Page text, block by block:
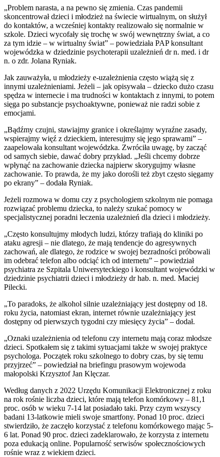
„Problem narasta, a na pewno się zmienia. Czas pandemii
skoncentrował dzieci i młodzież na świecie wirtualnym, on służył
do kontaktów, a wcześniej kontakty realizowało się normalnie w
szkole. Dzieci wycofały się trochę w swój wewnętrzny świat, a co
za tym idzie – w wirtualny świat” – powiedziała PAP konsultant
wojewódzka w dziedzinie psychoterapii uzależnień dr n. med. i dr
n. o zdr. Jolana Ryniak.
Jak zauważyła, u młodzieży e-uzależnienia często wiążą się z
innymi uzależnieniami. Jeżeli – jak opisywała – dziecko dużo czasu
spędza w internecie i ma trudności w kontaktach z innymi, to potem
sięga po substancje psychoaktywne, ponieważ nie radzi sobie z
emocjami.
„Bądźmy czujni, stawiajmy granice i określajmy wyraźne zasady,
wspierajmy więź z dzieckiem, interesujmy się jego sprawami” –
zaapelowała konsultant wojewódzka. Zwróciła uwagę, by zacząć
od samych siebie, dawać dobry przykład. „Jeśli chcemy dobrze
wpłynąć na zachowanie dziecka najpierw skorygujmy własne
zachowanie. To prawda, że my jako dorośli też zbyt często sięgamy
po ekrany” – dodała Ryniak.
Jeżeli rozmowa w domu czy z psychologiem szkolnym nie pomaga
rozwiązać problemu dziecka, to należy szukać pomocy w
specjalistycznej poradni leczenia uzależnień dla dzieci i młodzieży.
„Często konsultujmy młodych ludzi, którzy trafiają do kliniki po
ataku agresji – nie dlatego, że mają tendencje do agresywnych
zachowań, ale dlatego, że rodzice w swojej bezradności próbowali
im odebrać telefon albo odciąć ich od internetu” – powiedział
psychiatra ze Szpitala Uniwersyteckiego i konsultant wojewódzki w
dziedzinie psychiatrii dzieci i młodzieży dr hab. n. med. Maciej
Pilecki.
„To paradoks, że alkohol silnie uzależniający jest dostępny od 18.
roku życia, natomiast ekran, internet równie uzależniający jest
dostępny od pierwszych tygodni czy miesięcy życia” – dodał.
„Oznaki uzależnienia od telefonu czy internetu mają coraz młodsze
dzieci. Spotkałem się z takimi sytuacjami także w swojej praktyce
psychologa. Początek roku szkolnego to dobry czas, by się temu
przyjrzeć” – powiedział na briefingu prasowym wojewoda
małopolski Krzysztof Jan Klęczar.
Według danych z 2022 Urzędu Komunikacji Elektronicznej z roku
na rok rośnie liczba dzieci, które mają telefon komórkowy – 81,1
proc. osób w wieku 7-14 lat posiadało taki. Przy czym wszyscy
badani 13-latkowie mieli swoje smartfony. Ponad 10 proc. dzieci
stwierdziło, że zaczęło korzystać z telefonu komórkowego mając 5-
6 lat. Ponad 90 proc. dzieci zadeklarowało, że korzysta z internetu
poza edukacją online. Popularność serwisów społecznościowych
rośnie wraz z wiekiem dzieci.